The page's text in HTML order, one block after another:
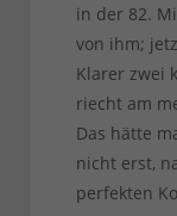
in der 82.
von ihm;
Klarer zwei
riecht am
Das hätte
nicht erst,
perfekten